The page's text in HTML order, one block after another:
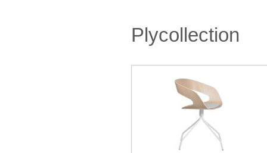
Plycollection